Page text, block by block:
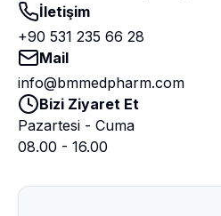
İletişim
+90 531 235 66 28
Mail
info@bmmedpharm.com
Bizi Ziyaret Et
Pazartesi - Cuma
08.00 - 16.00